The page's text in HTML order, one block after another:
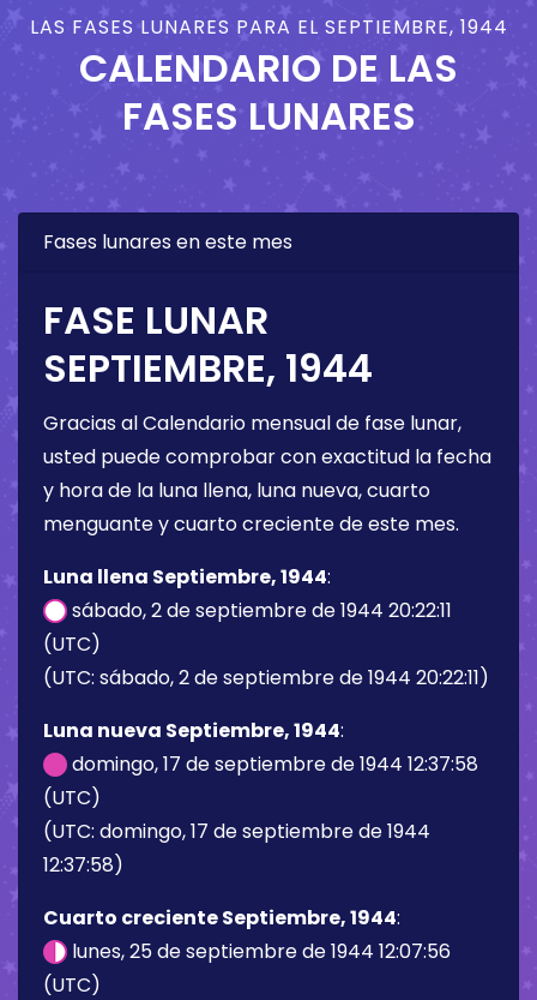
LAS FASES LUNARES PARA EL SEPTIEMBRE, 1944
CALENDARIO DE LAS
FASES LUNARES
Fases lunares en este mes
FASE LUNAR
SEPTIEMBRE, 1944
Gracias al Calendario mensual de fase lunar,
usted puede comprobar con exactitud la fecha
y hora de la luna llena, luna nueva, cuarto
menguante y cuarto creciente de este mes.
Luna llena Septiembre, 1944:
sábado, 2 de septiembre de 1944 20:22:11
(UTC)
(UTC: sábado, 2 de septiembre de 1944 20:22:11)
Luna nueva Septiembre, 1944:
domingo, 17 de septiembre de 1944 12:37:58
(UTC)
(UTC: domingo, 17 de septiembre de 1944
12:37:58)
Cuarto creciente Septiembre, 1944:
lunes, 25 de septiembre de 1944 12:07:56
(UTC)